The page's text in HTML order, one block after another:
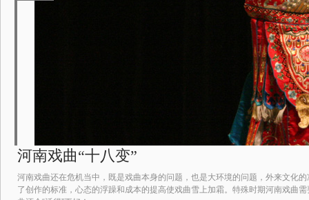
河南戏曲“十八变”
河南戏曲还在危机当中，既是戏曲本身的问题，也是大环境的问题，外来文化
了创作的标准，心态的浮躁和成本的提高使戏曲雪上加霜。特殊时期河南戏曲